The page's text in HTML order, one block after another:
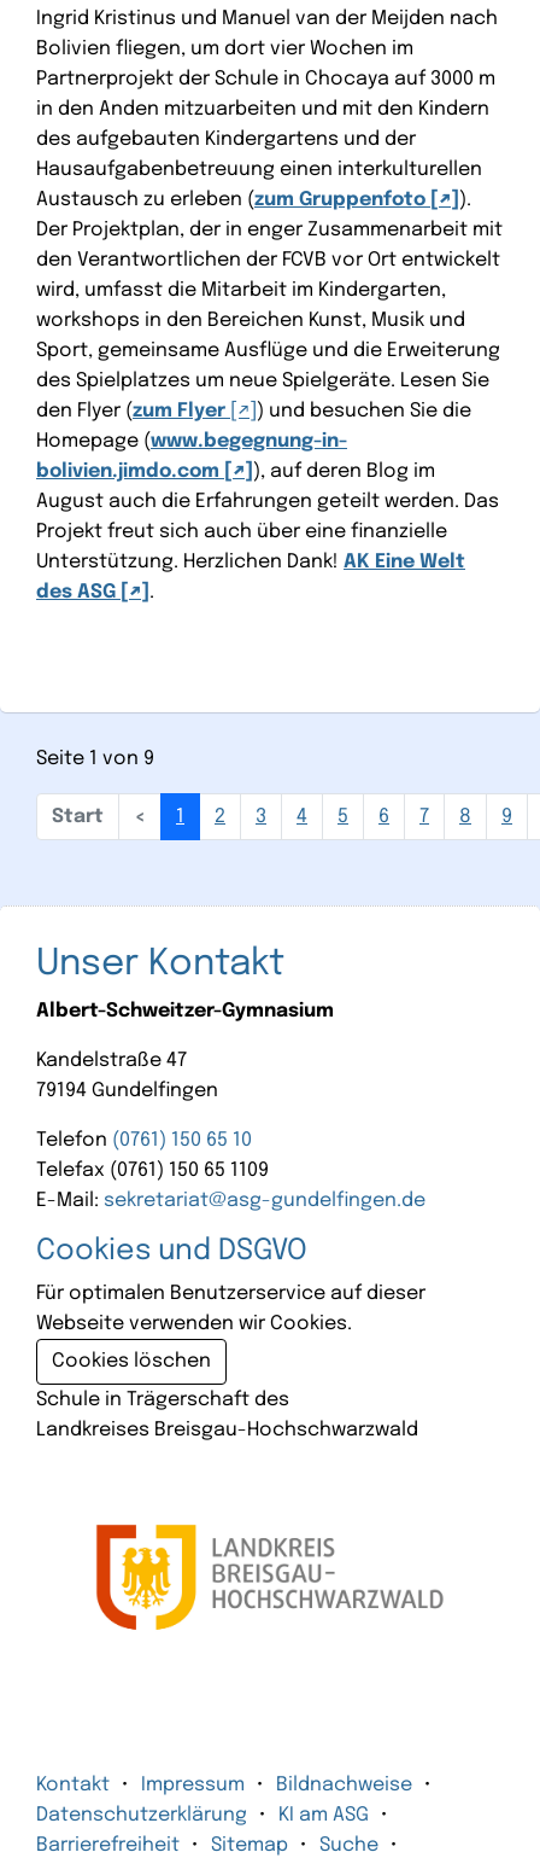
Ingrid Kristinus und Manuel van der Meijden nach
Bolivien fliegen, um dort vier Wochen im
Partnerprojekt der Schule in Chocaya auf 3000 m
in den Anden mitzuarbeiten und mit den Kindern
des aufgebauten Kindergartens und der
Hausaufgabenbetreuung einen interkulturellen
Austausch zu erleben (zum Gruppenfoto
).
Der Projektplan, der in enger Zusammenarbeit mit
den Verantwortlichen der FCVB vor Ort entwickelt
wird, umfasst die Mitarbeit im Kindergarten,
workshops in den Bereichen Kunst, Musik und
Sport, gemeinsame Ausflüge und die Erweiterung
des Spielplatzes um neue Spielgeräte. Lesen Sie
den Flyer (zum Flyer
) und besuchen Sie die
Homepage (www.begegnung-in-
bolivien.jimdo.com
), auf deren Blog im
August auch die Erfahrungen geteilt werden. Das
Projekt freut sich auch über eine finanzielle
Unterstützung. Herzlichen Dank! AK Eine Welt
des ASG
.
Seite 1 von 9
1 2 3 4 5 6 7 8 9
Unser Kontakt
Albert-Schweitzer-Gymnasium
Kandelstraße 47
79194 Gundelfingen
Telefon (0761) 150 65 10
Telefax (0761) 150 65 1109
E-Mail: sekretariat@asg-gundelfingen.de
Cookies und DSGVO
Für optimalen Benutzerservice auf dieser
Webseite verwenden wir Cookies.
Cookies löschen
Schule in Trägerschaft des
Landkreises Breisgau-Hochschwarzwald
Kontakt Impressum
Bildnachweise
Datenschutzerklärung
KI am ASG
Barrierefreiheit
Sitemap
Suche